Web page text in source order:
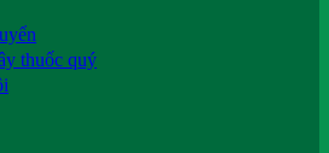
thuốc quý